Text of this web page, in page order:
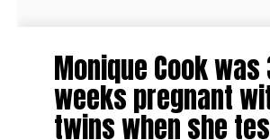
Monique Cook was
weeks pregnant
twins when she